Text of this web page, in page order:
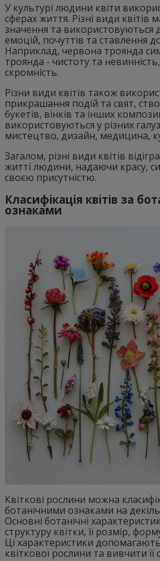
У культурі людини квіти
сферах життя. Різні види квітів
значення та використовуються
емоцій, почуттів та ставлення
Наприклад, червона троянда
троянда - чистоту та
скромність.
Різни види квітів також
прикрашання подій та свят,
букетів, вінків та інших
використовуються у різних
мистецтво, дизайн, медицина,
Загалом, різні види квітів
житті людини, надаючи красу,
своєю присутністю.
Класифікація квітів за
ознаками
Квіткові рослини можна
ботанічними ознаками на
Основні ботанічні
структуру квітки, її розмір,
Ці характеристики
квіткової рослини та вивчити її